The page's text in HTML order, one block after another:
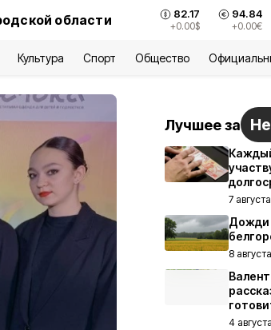
области 82.17
+0.00$
94.84
+0.00€
Культура Спорт Общество
Лучшее за
7
8
4